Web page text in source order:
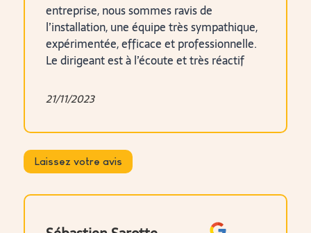
entreprise, nous sommes ravis de
l’installation, une équipe très sympathique,
expérimentée, efficace et professionnelle.
Le dirigeant est à l’écoute et très réactif
21/11/2023
Laissez votre avis